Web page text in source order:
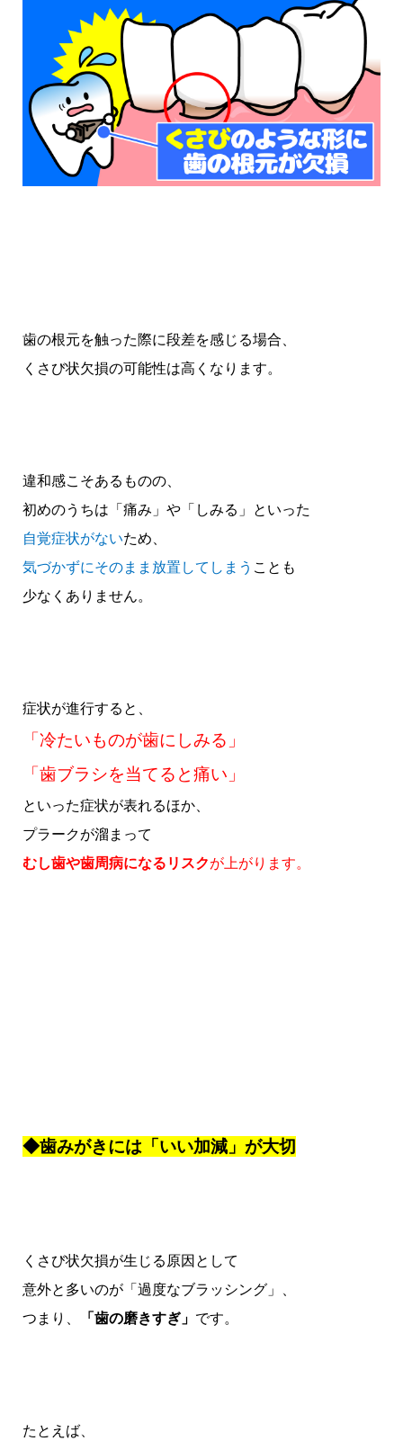
歯の根元を触った際に段差を感じる場合、
くさび状欠損の可能性は高くなります。
違和感こそあるものの、
初めのうちは「痛み」や「しみる」といった
自覚症状がないため、
気づかずにそのまま放置してしまう ことも
少なくありません。
症状が進行すると、
「冷たいものが歯にしみる」
「歯ブラシを当てると痛い」
といった症状が表れるほか、
プラークが溜まって
むし歯や歯周病になるリスクが上がります。
◆歯みがきには「いい加減」が大切
くさび状欠損が生じる原因として
意外と多いのが「過度なブラッシング」、
つまり、
「歯の磨きすぎ」 です。
たとえば、